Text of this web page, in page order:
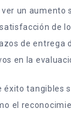
un aumento
de
de entrega
en la
éxito tangibles
el